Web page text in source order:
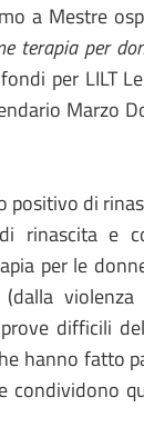
a Mestre
terapia per
per LILT
Marzo
positivo di
rinascita e
per le
violenza
difficili
hanno fatto
condividono